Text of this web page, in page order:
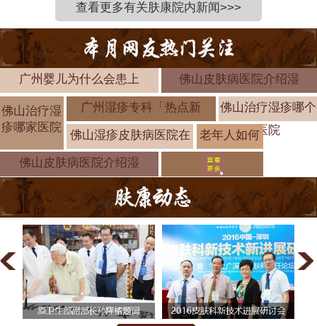
查看更多有关肤康院内新闻>>>
广州婴儿为什么会患上 佛山皮肤病医院介绍湿
佛山治疗湿
疹哪家医院
广州湿疹专科「热点新
佛山治疗湿疹哪个
医院
佛山湿疹皮肤病医院在
老年人如何
预防湿疹？
佛山皮肤病医院介绍湿